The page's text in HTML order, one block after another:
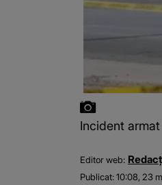
Incident
Editor web:
Publicat:10:08, 23